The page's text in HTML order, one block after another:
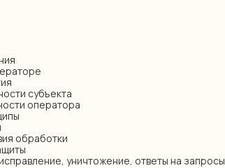
субъекта
оператора
обработки
уничтожение, ответы на запросы